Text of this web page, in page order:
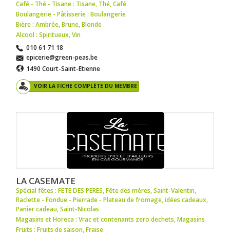
Café - Thé - Tisane : Tisane, Thé,Café
Boulangerie - Pâtisserie : Boulangerie
Bière : Ambrée,Brune,Blonde
Alcool : Spiritueux,Vin
010 61 71 18
epicerie@green-peas.be
1490 Court-Saint-Etienne
VOIR LA FICHE COMPLÈTE DU MEMBRE
LA CASEMATE
Spécial fêtes : FETE DES PERES,Fête des mères,Saint-Valentin,
Raclette - Fondue - Pierrade - Plateau de fromage,idées cadeaux,
Panier cadeau,Saint-Nicolas
Magasins et Horeca : Vrac et contenants zero dechets,Magasins
Fruits : Fruits de saison,Fraise